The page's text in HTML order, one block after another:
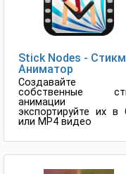
Stick Nodes -
Аниматор
Создавайте
собственные
анимации
экспортируйте их в
или MP4 видео